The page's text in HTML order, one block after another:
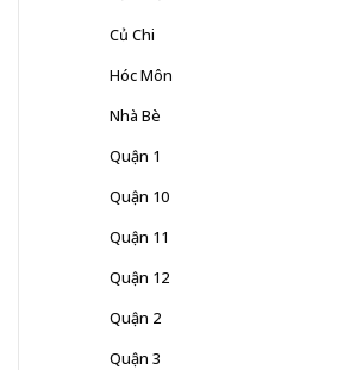
Củ Chi
Hóc Môn
Nhà Bè
Quận 1
Quận 10
Quận 11
Quận 12
Quận 2
Quận 3